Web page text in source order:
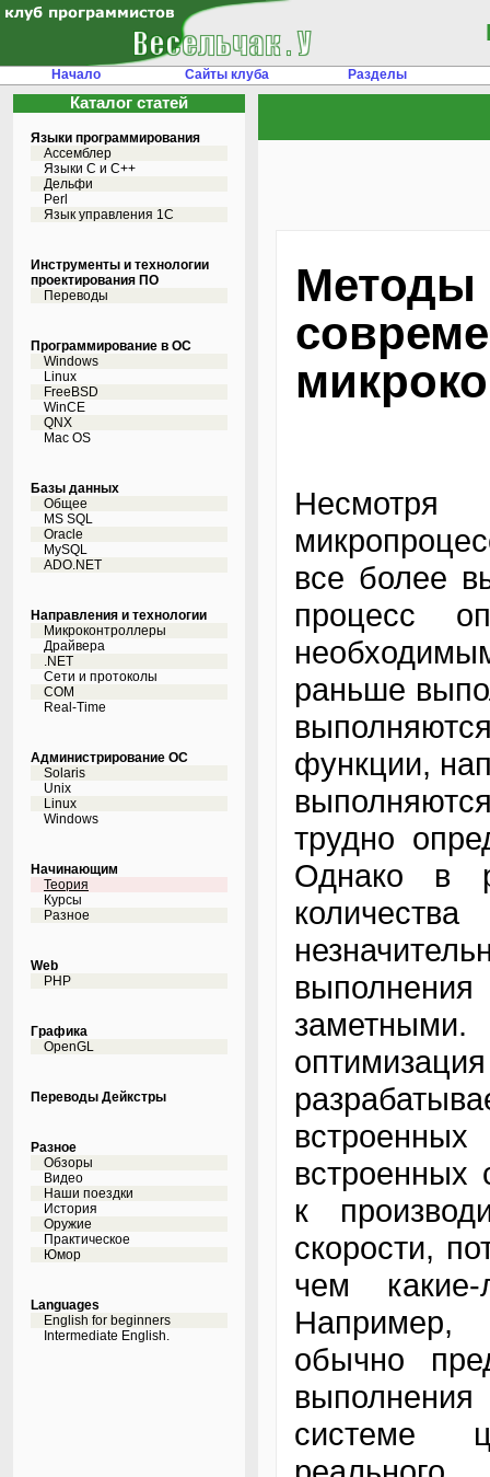
Начало Сайты клуба Разделы
Каталог статей
Языки программирования
Ассемблер
Языки С и C++
Дельфи
Perl
Язык управления 1С
Инструменты и технологии
проектирования ПО
Переводы
Программирование в ОС
Windows
Linux
FreeBSD
WinCE
QNX
Mac OS
Базы данных
Общее
MS SQL
Oracle
MySQL
ADO.NET
Направления и технологии
Микроконтроллеры
Драйвера
.NET
Сети и протоколы
COM
Real-Time
Администрирование ОС
Solaris
Unix
Linux
Windows
Начинающим
Теория
Курсы
Разное
Web
PHP
Графика
OpenGL
Переводы Дейкстры
Разное
Обзоры
Видео
Наши поездки
История
Оружие
Практическое
Юмор
Languages
English for beginners
Intermediate English.
Методы
все более
процесс
раньше
функции,
трудно
Однако в
встроенных
к
скорости,
чем
Например,
обычно
системе